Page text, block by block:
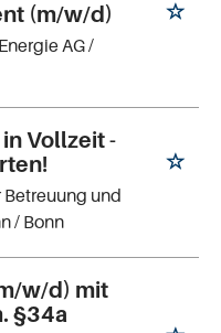
(m/w/d)
AG/
Vollzeit -
Betreuung und
/ Bonn
w/d) mit
§34a